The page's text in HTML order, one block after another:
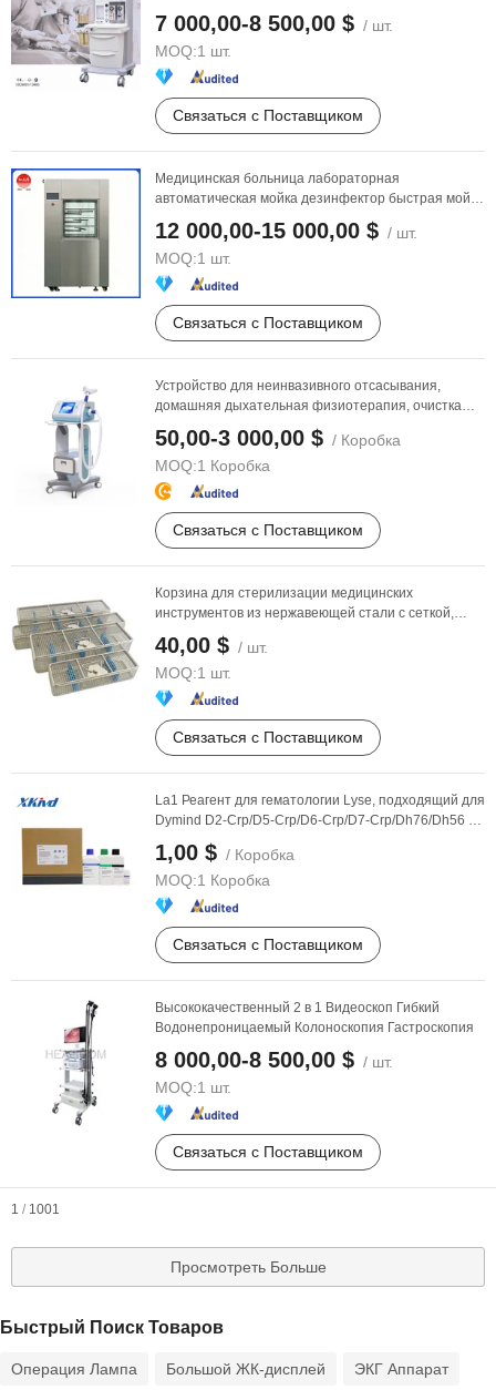
7 000,00-8 500,00 $ / шт.
MOQ:1 шт.
Связаться с Поставщиком
Медицинская больница лабораторная
автоматическая мойка дезинфектор быстрая мойка
12 000,00-15 000,00 $ / шт.
MOQ:1 шт.
Связаться с Поставщиком
Устройство для неинвазивного отсасывания,
домашняя дыхательная физиотерапия, очистка
50,00-3 000,00 $ / Коробка
MOQ:1 Коробка
Связаться с Поставщиком
Корзина для стерилизации медицинских
инструментов из нержавеющей стали с сеткой,
хирургический ...
40,00 $ / шт.
MOQ:1 шт.
Связаться с Поставщиком
La1 Реагент для гематологии Lyse, подходящий для
Dymind D2-Crp/D5-Crp/D6-Crp/D7-Crp/Dh76/Dh56 (с
1,00 $ / Коробка
MOQ:1 Коробка
Связаться с Поставщиком
Высококачественный 2 в 1 Видеоскоп Гибкий
Водонепроницаемый Колоноскопия Гастроскопия
8 000,00-8 500,00 $ / шт.
MOQ:1 шт.
Связаться с Поставщиком
1 / 1001
Просмотреть Больше
Быстрый Поиск Товаров
Операция Лампа Большой ЖК-дисплей ЭКГ Аппарат